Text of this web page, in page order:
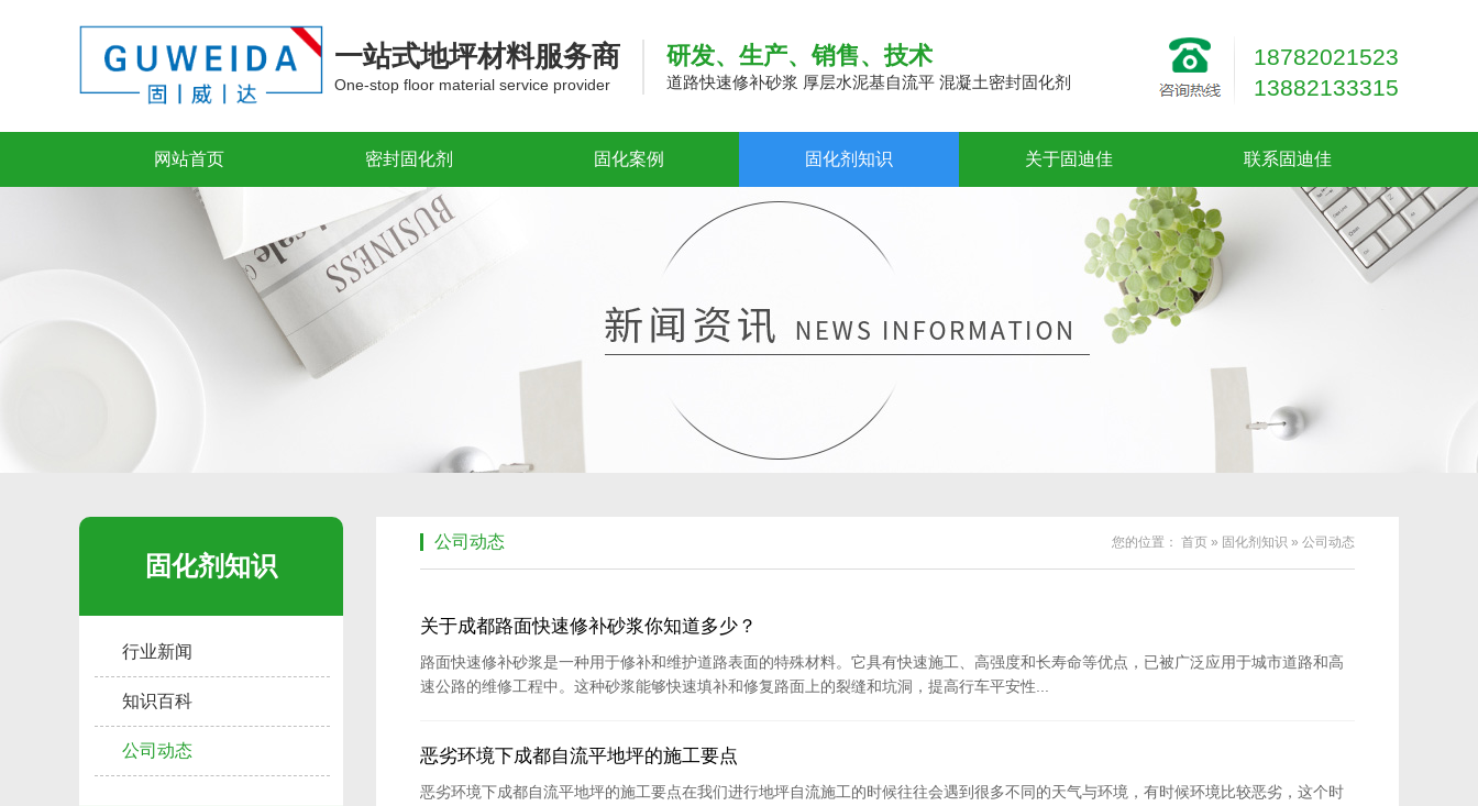
一站式地坪材料服务商
One-stop floor material service provider
研发、生产、销售、技术
道路快速修补砂浆 厚层水泥基自流平 混凝土密封固化剂
18782021523
13882133315
网站首页 密封固化剂 固化案例 固化剂知识 关于固迪佳 联系固迪佳
固化剂知识
行业新闻
知识百科
公司动态
公司动态 您的位置： 首页 » 固化剂知识 » 公司动态
关于成都路面快速修补砂浆你知道多少？
路面快速修补砂浆是一种用于修补和维护道路表面的特殊材料。它具有快速施工、高强度和长寿命等优点，已被广泛应用于城市道路和高
速公路的维修工程中。这种砂浆能够快速填补和修复路面上的裂缝和坑洞，提高行车平安性...
恶劣环境下成都自流平地坪的施工要点
恶劣环境下成都自流平地坪的施工要点在我们进行地坪自流施工的时候往往会遇到很多不同的天气与环境，有时候环境比较恶劣，这个时